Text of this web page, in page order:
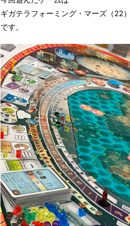
ギガテラフォーミング・マーズ（22
です。